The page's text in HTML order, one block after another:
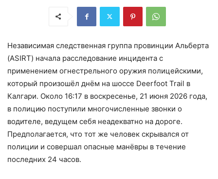
Независимая следственная группа провинции Альберта
(ASIRT) начала расследование инцидента с
применением огнестрельного оружия полицейскими,
который произошёл днём на шоссе Deerfoot Trail в
Калгари. Около 16:17 в воскресенье, 21 июня 2026 года,
в полицию поступили многочисленные звонки о
водителе, ведущем себя неадекватно на дороге.
Предполагается, что тот же человек скрывался от
полиции и совершал опасные манёвры в течение
последних 24 часов.